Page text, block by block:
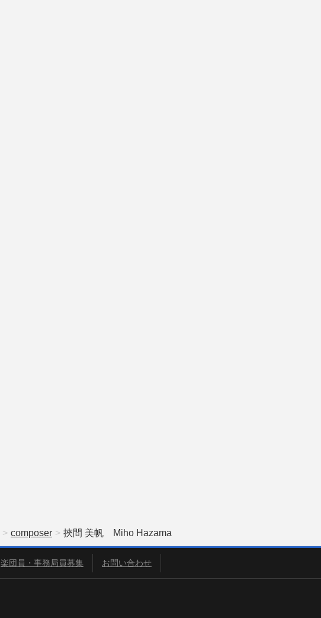
composer 挾間 美帆 Miho Hazama
楽団員・事務局員募集 お問い合わせ